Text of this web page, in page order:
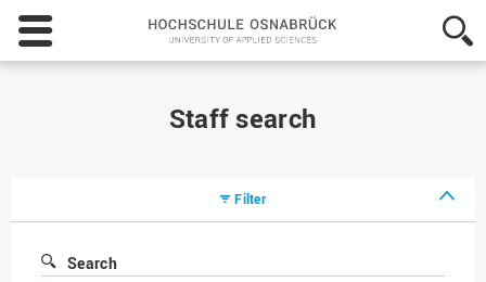
Hochschule
Osnabrück
-
Staff search
Filter
Search